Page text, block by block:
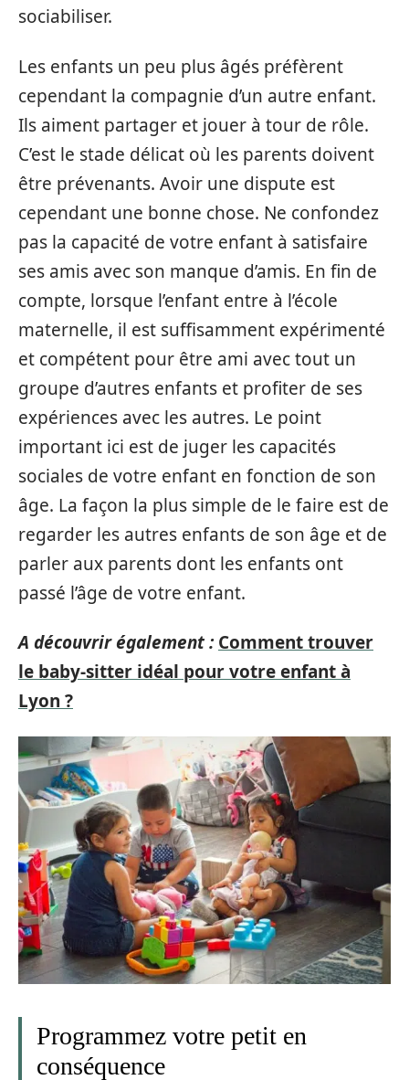
sociabiliser.
Les enfants un peu plus âgés préfèrent
cependant la compagnie d’un autre enfant.
Ils aiment partager et jouer à tour de rôle.
C’est le stade délicat où les parents doivent
être prévenants. Avoir une dispute est
cependant une bonne chose. Ne confondez
pas la capacité de votre enfant à satisfaire
ses amis avec son manque d’amis. En fin de
compte, lorsque l’enfant entre à l’école
maternelle, il est suffisamment expérimenté
et compétent pour être ami avec tout un
groupe d’autres enfants et profiter de ses
expériences avec les autres. Le point
important ici est de juger les capacités
sociales de votre enfant en fonction de son
âge. La façon la plus simple de le faire est de
regarder les autres enfants de son âge et de
parler aux parents dont les enfants ont
passé l’âge de votre enfant.
A découvrir également : Comment trouver
le baby-sitter idéal pour votre enfant à
Lyon ?
Programmez votre petit en
conséquence